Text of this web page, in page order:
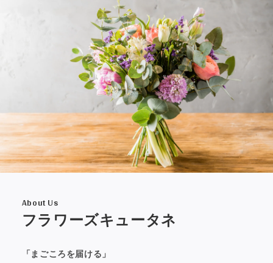
About Us
フラワーズキュータネ
「まごころを届ける」